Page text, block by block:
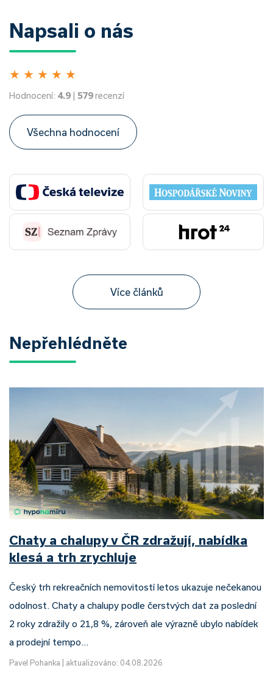
Napsali o nás
★ ★ ★ ★ ★
Hodnocení: 4.9 | 579recenzí
Všechna hodnocení
Více článků
Nepřehlédněte
Chaty a chalupy v ČR zdražují, nabídka
klesá a trh zrychluje
Český trh rekreačních nemovitostí letos ukazuje nečekanou
odolnost. Chaty a chalupy podle čerstvých dat za poslední
2 roky zdražily o 21,8 %, zároveň ale výrazně ubylo nabídek
a prodejní tempo…
Pavel Pohanka aktualizováno: 04.08.2026